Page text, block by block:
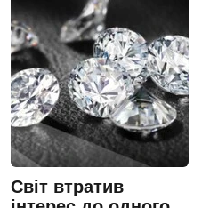
Світ втратив